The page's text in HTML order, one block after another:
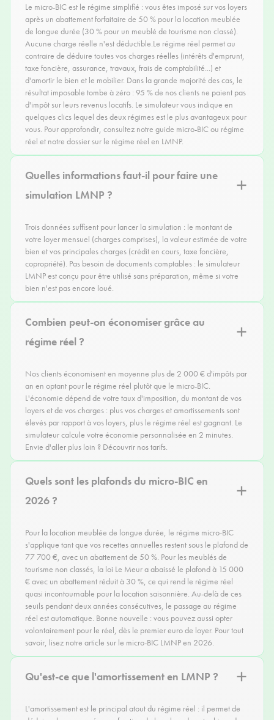
Le micro-BIC est le régime simplifié : vous êtes imposé sur vos loyers
après un abattement forfaitaire de 50 % pour la location meublée
de longue durée (30 % pour un meublé de tourisme non classé).
Aucune charge réelle n'est déductible.Le régime réel permet au
contraire de déduire toutes vos charges réelles (intérêts d'emprunt,
taxe foncière, assurance, travaux, frais de comptabilité...) et
d'amortir le bien et le mobilier. Dans la grande majorité des cas, le
résultat imposable tombe à zéro : 95 % de nos clients ne paient pas
d'impôt sur leurs revenus locatifs. Le simulateur vous indique en
quelques clics lequel des deux régimes est le plus avantageux pour
vous. Pour approfondir, consultez notre guide micro-BIC ou régime
réel et notre dossier sur le régime réel en LMNP.
Quelles informations faut-il pour faire une
simulation LMNP ?
Trois données suffisent pour lancer la simulation : le montant de
votre loyer mensuel (charges comprises), la valeur estimée de votre
bien et vos principales charges (crédit en cours, taxe foncière,
copropriété). Pas besoin de documents comptables : le simulateur
LMNP est conçu pour être utilisé sans préparation, même si votre
bien n'est pas encore loué.
Combien peut-on économiser grâce au
régime réel ?
Nos clients économisent en moyenne plus de 2 000 € d'impôts par
an en optant pour le régime réel plutôt que le micro-BIC.
L'économie dépend de votre taux d'imposition, du montant de vos
loyers et de vos charges : plus vos charges et amortissements sont
élevés par rapport à vos loyers, plus le régime réel est gagnant. Le
simulateur calcule votre économie personnalisée en 2 minutes.
Envie d'aller plus loin ? Découvrir nos tarifs.
Quels sont les plafonds du micro-BIC en
2026 ?
Pour la location meublée de longue durée, le régime micro-BIC
s'applique tant que vos recettes annuelles restent sous le plafond de
77 700 €, avec un abattement de 50 %. Pour les meublés de
tourisme non classés, la loi Le Meur a abaissé le plafond à 15 000
€ avec un abattement réduit à 30 %, ce qui rend le régime réel
quasi incontournable pour la location saisonnière. Au-delà de ces
seuils pendant deux années consécutives, le passage au régime
réel est automatique. Bonne nouvelle : vous pouvez aussi opter
volontairement pour le réel, dès le premier euro de loyer. Pour tout
savoir, lisez notre article sur le micro-BIC LMNP en 2026.
Qu'est-ce que l'amortissement en LMNP ?
L'amortissement est le principal atout du régime réel : il permet de